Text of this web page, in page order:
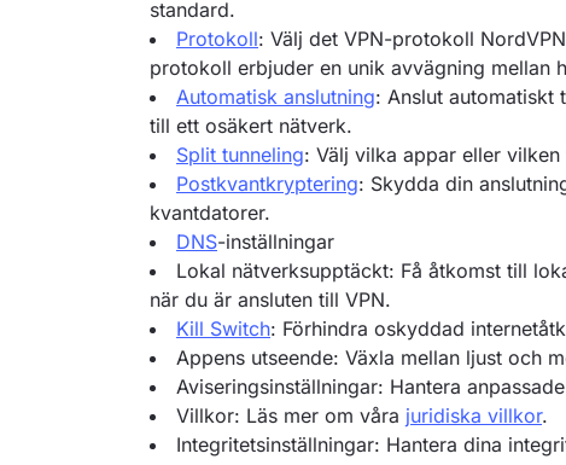
standard.
Protokoll: Välj det VPN-protokoll
protokoll erbjuder en unik avvägning mellan
Automatisk anslutning: Anslut automatiskt
till ett osäkert nätverk.
Split tunneling: Välj vilka appar eller
Postkvantkryptering: Skydda din
kvantdatorer.
DNS-inställningar
Lokal nätverksupptäckt: Få åtkomst till
när du är ansluten till VPN.
Kill Switch: Förhindra oskyddad
Appens utseende: Växla mellan ljust och
Aviseringsinställningar: Hantera
Villkor: Läs mer om våra juridiska villkor.
Integritetsinställningar: Hantera dina